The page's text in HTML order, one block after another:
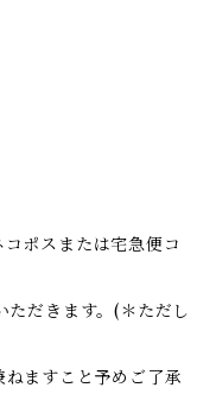
ポスまたは宅急便コ
ただきます。(＊ただし
ねますこと予めご了承